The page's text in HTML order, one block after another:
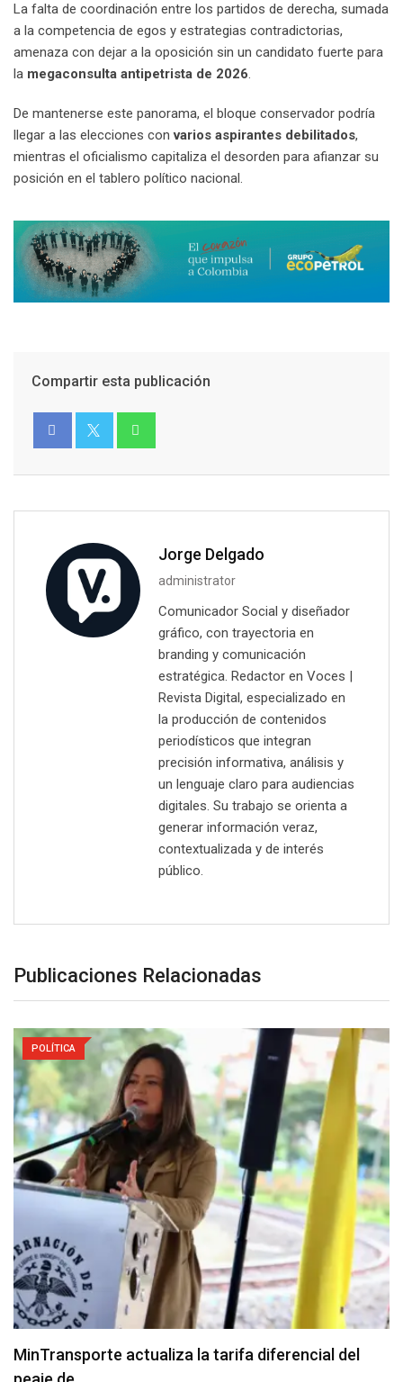
La falta de coordinación entre los partidos de derecha, sumada
a la competencia de egos y estrategias contradictorias,
amenaza con dejar a la oposición sin un candidato fuerte para
la megaconsulta antipetrista de 2026.
De mantenerse este panorama, el bloque conservador podría
llegar a las elecciones convarios aspirantes debilitados,
mientras el oficialismo capitaliza el desorden para afianzar su
posición en el tablero político nacional.
Compartir esta publicación
Jorge Delgado
administrator
Comunicador Social y diseñador
gráfico, con trayectoria en
branding y comunicación
estratégica. Redactor en Voces |
Revista Digital, especializado en
la producción de contenidos
periodísticos que integran
precisión informativa, análisis y
un lenguaje claro para audiencias
digitales. Su trabajo se orienta a
generar información veraz,
contextualizada y de interés
público.
Publicaciones Relacionadas
POLÍTICA
MinTransporte actualiza la tarifa diferencial del